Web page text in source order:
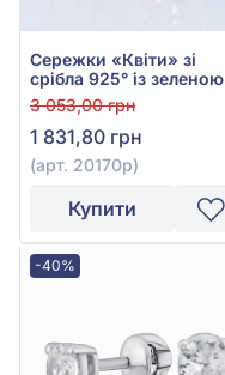
Сережки «Квіти» зі
срібла 925° із зеленою
емаллю, куб. окс.
цирконію та рожевою
емаллю, арт. 20170р
3 053,00 грн
1 831,80 грн
(арт. 20170р)
Купити
-40%